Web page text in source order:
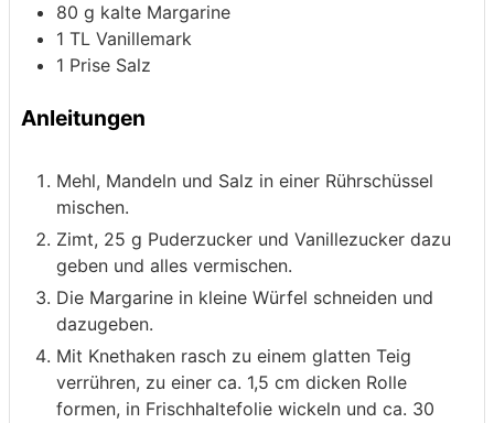
80 g kalte Margarine
1 TL Vanillemark
1 Prise Salz
Anleitungen
Mehl, Mandeln und Salz in einer Rührschüssel
mischen.
Zimt, 25 g Puderzucker und Vanillezucker dazu
geben und alles vermischen.
Die Margarine in kleine Würfel schneiden und
dazugeben.
Mit Knethaken rasch zu einem glatten Teig
verrühren, zu einer ca. 1,5 cm dicken Rolle
formen, in Frischhaltefolie wickeln und ca. 30